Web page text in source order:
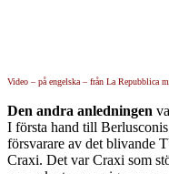
Video – på engelska – från La Repubblica
Den andra anledningen
I första hand till
försvarare av det blivande
Craxi. Det var Craxi som